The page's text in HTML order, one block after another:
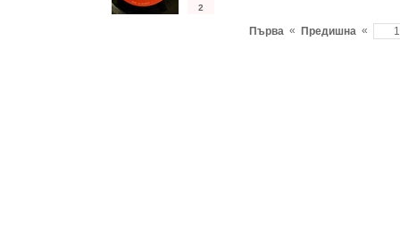
2
Първа « Предишна «